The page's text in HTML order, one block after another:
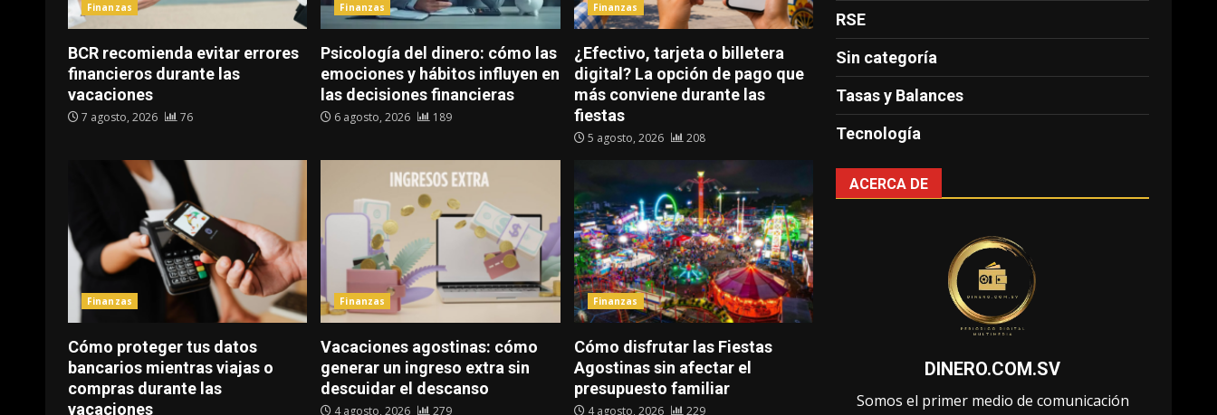
Finanzas
BCR recomienda evitar errores
financieros durante las
vacaciones
7 agosto, 2026 76
Finanzas
Psicología del dinero: cómo las
emociones y hábitos influyen en
las decisiones financieras
6 agosto, 2026 189
Finanzas
¿Efectivo, tarjeta o billetera
digital? La opción de pago que
más conviene durante las
fiestas
5 agosto, 2026 208
Finanzas
Cómo proteger tus datos
bancarios mientras viajas o
compras durante las
vacaciones
Finanzas
Vacaciones agostinas: cómo
generar un ingreso extra sin
descuidar el descanso
4 agosto, 2026 279
Finanzas
Cómo disfrutar las Fiestas
Agostinas sin afectar el
presupuesto familiar
4 agosto, 2026 229
RSE
Sin categoría
Tasas y Balances
Tecnología
ACERCA DE
DINERO.COM.SV
Somos el primer medio de comunicación